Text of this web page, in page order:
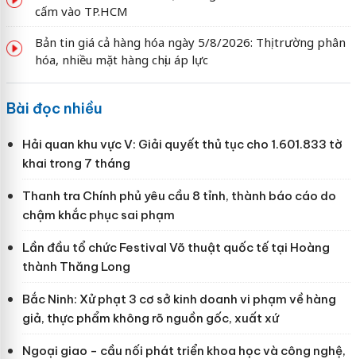
cấm vào TP.HCM
Bản tin giá cả hàng hóa ngày 5/8/2026: Thị trường phân
hóa, nhiều mặt hàng chịu áp lực
Bài đọc nhiều
Hải quan khu vực V: Giải quyết thủ tục cho 1.601.833 tờ
khai trong 7 tháng
Thanh tra Chính phủ yêu cầu 8 tỉnh, thành báo cáo do
chậm khắc phục sai phạm
Lần đầu tổ chức Festival Võ thuật quốc tế tại Hoàng
thành Thăng Long
Bắc Ninh: Xử phạt 3 cơ sở kinh doanh vi phạm về hàng
giả, thực phẩm không rõ nguồn gốc, xuất xứ
Ngoại giao - cầu nối phát triển khoa học và công nghệ,